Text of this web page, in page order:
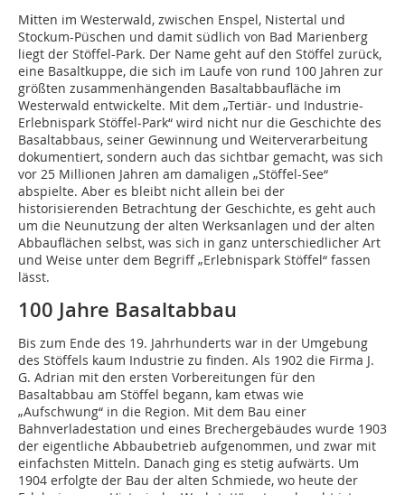
Mitten im Westerwald, zwischen Enspel, Nistertal und
Stockum-Püschen und damit südlich von Bad Marienberg
liegt der Stöffel-Park. Der Name geht auf den Stöffel zurück,
eine Basaltkuppe, die sich im Laufe von rund 100 Jahren zur
größten zusammenhängenden Basaltabbaufläche im
Westerwald entwickelte. Mit dem „Tertiär- und Industrie-
Erlebnispark Stöffel-Park“ wird nicht nur die Geschichte des
Basaltabbaus, seiner Gewinnung und Weiterverarbeitung
dokumentiert, sondern auch das sichtbar gemacht, was sich
vor 25 Millionen Jahren am damaligen „Stöffel-See“
abspielte. Aber es bleibt nicht allein bei der
historisierenden Betrachtung der Geschichte, es geht auch
um die Neunutzung der alten Werksanlagen und der alten
Abbauflächen selbst, was sich in ganz unterschiedlicher Art
und Weise unter dem Begriff „Erlebnispark Stöffel“ fassen
lässt.
100 Jahre Basaltabbau
Bis zum Ende des 19. Jahrhunderts war in der Umgebung
des Stöffels kaum Industrie zu finden. Als 1902 die Firma J.
G. Adrian mit den ersten Vorbereitungen für den
Basaltabbau am Stöffel begann, kam etwas wie
„Aufschwung“ in die Region. Mit dem Bau einer
Bahnverladestation und eines Brechergebäudes wurde 1903
der eigentliche Abbaubetrieb aufgenommen, und zwar mit
einfachsten Mitteln. Danach ging es stetig aufwärts. Um
1904 erfolgte der Bau der alten Schmiede, wo heute der